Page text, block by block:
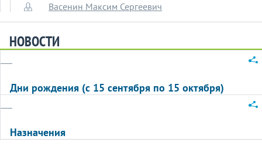
Васенин Максим Сергеевич
НОВОСТИ
Дни рождения (с 15 сентября по 15 октября)
Назначения